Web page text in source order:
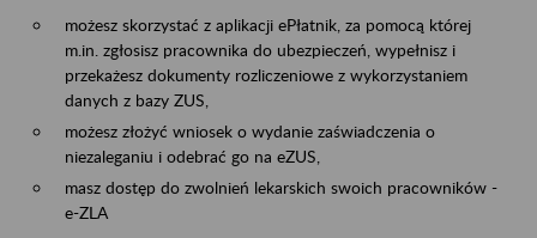
możesz skorzystać z aplikacji ePłatnik, za pomocą której
m.in. zgłosisz pracownika do ubezpieczeń, wypełnisz i
przekażesz dokumenty rozliczeniowe z wykorzystaniem
danych z bazy ZUS,
możesz złożyć wniosek o wydanie zaświadczenia o
niezaleganiu i odebrać go na eZUS,
masz dostęp do zwolnień lekarskich swoich pracowników -
e-ZLA